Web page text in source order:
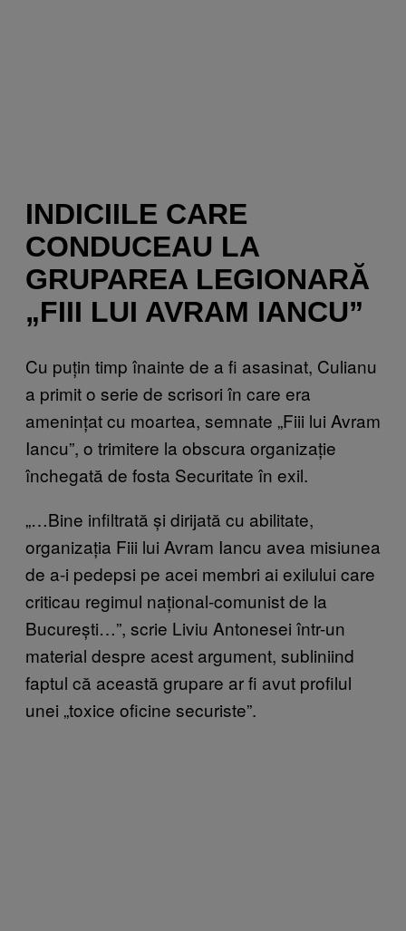
INDICIILE CARE
CONDUCEAU LA
GRUPAREA LEGIONARĂ
„FIII LUI AVRAM IANCU”
Cu puțin timp înainte de a fi asasinat, Culianu
a primit o serie de scrisori în care era
amenințat cu moartea, semnate „Fiii lui Avram
Iancu”, o trimitere la obscura organizație
închegată de fosta Securitate în exil.
„…Bine infiltrată și dirijată cu abilitate,
organizația Fiii lui Avram Iancu avea misiunea
de a-i pedepsi pe acei membri ai exilului care
criticau regimul național-comunist de la
București…”, scrie Liviu Antonesei într-un
material despre acest argument, subliniind
faptul că această grupare ar fi avut profilul
unei „toxice oficine securiste”.